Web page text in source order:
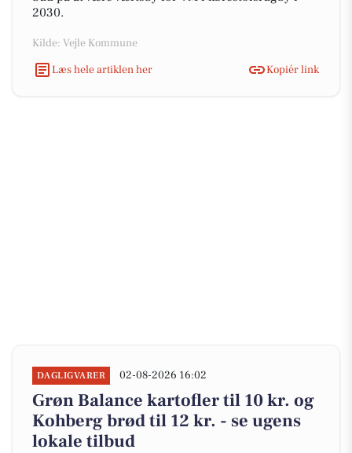
2030.
Kilde: Vejle Kommune
Læs hele artiklen her
Kopiér link
DAGLIGVARER 02-08-2026 16:02
Grøn Balance kartofler til 10 kr. og
Kohberg brød til 12 kr. - se ugens
lokale tilbud